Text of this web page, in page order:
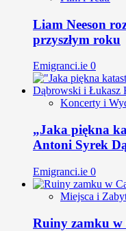
Liam Neeson
przyszłym roku
Emigranci.ie 0
Koncerty i
„Jaka piękna
Antoni Syrek
Emigranci.ie 0
Miejsca i
Ruiny zamku w